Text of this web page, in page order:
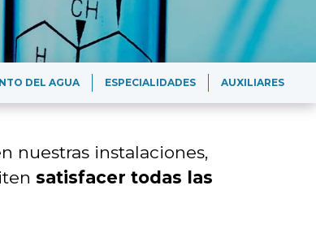
DEL AGUA ESPECIALIDADES AUXILIARES
nuestras instalaciones,
satisfacer todas las